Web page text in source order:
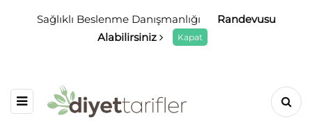
Sağlıklı Beslenme Danışmanlığı
Randevusu
Alabilirsiniz
Kapat